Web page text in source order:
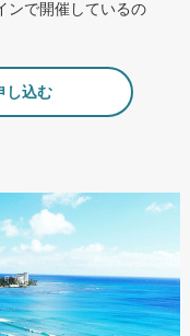
ンで開催しているの
し込む